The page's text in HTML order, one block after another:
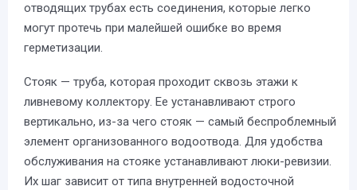
отводящих трубах есть соединения, которые легко
могут протечь при малейшей ошибке во время
герметизации.
Стояк — труба, которая проходит сквозь этажи к
ливневому коллектору. Ее устанавливают строго
вертикально, из-за чего стояк — самый беспроблемный
элемент организованного водоотвода. Для удобства
обслуживания на стояке устанавливают люки-ревизии.
Их шаг зависит от типа внутренней водосточной